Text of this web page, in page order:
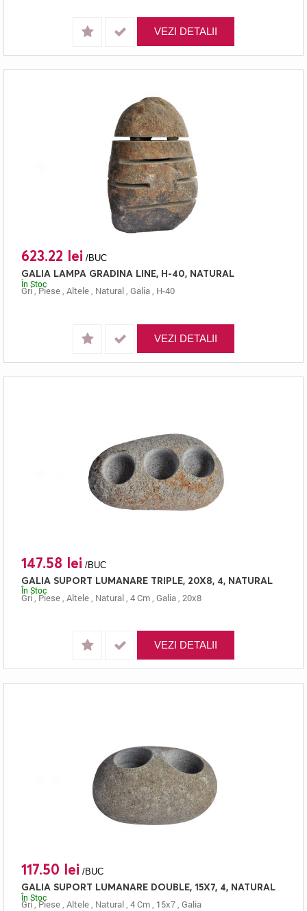
VEZI DETALII
623.22 lei /BUC
GALIA LAMPA GRADINA LINE, H-40, NATURAL
Gri,Piese, Altele, Natural, Galia, H-40
În Stoc
VEZI DETALII
147.58 lei /BUC
GALIA SUPORT LUMANARE TRIPLE, 20X8, 4, NATURAL
Gri,Piese Altele Natural 4 Cm Galia 20x8
În Stoc
VEZI DETALII
117.50 lei /BUC
GALIA SUPORT LUMANARE DOUBLE, 15X7, 4, NATURAL
Gri,Piese, Altele, Natural, 4 Cm, 15x7, Galia
În Stoc